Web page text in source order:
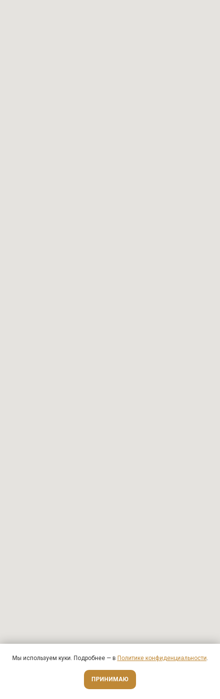
Мы используем куки. Подробнее — в Политике конфиденциальности.
ПРИНИМАЮОценить онлайн